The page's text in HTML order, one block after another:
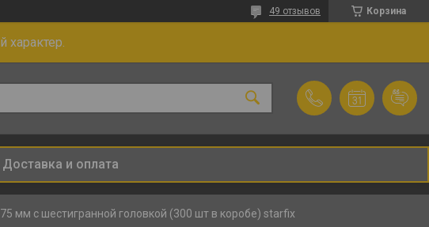
Корзина
49 отзывов
характер.
Доставка и оплата
мм с шестигранной головкой (300 шт в коробе) starfix